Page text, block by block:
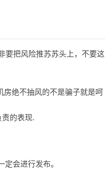
要把风险推苏苏头上，不要这
房绝不抽风的不是骗子就是呵
的表现.
定会进行发布。